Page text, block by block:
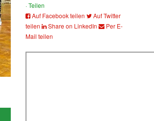
·Teilen
Auf Facebook teilen
Auf Twitter
teilen
Share on LinkedIn
Per E-
Mail teilen